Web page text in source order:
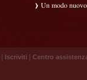
Un modo
| Iscriviti | Centro